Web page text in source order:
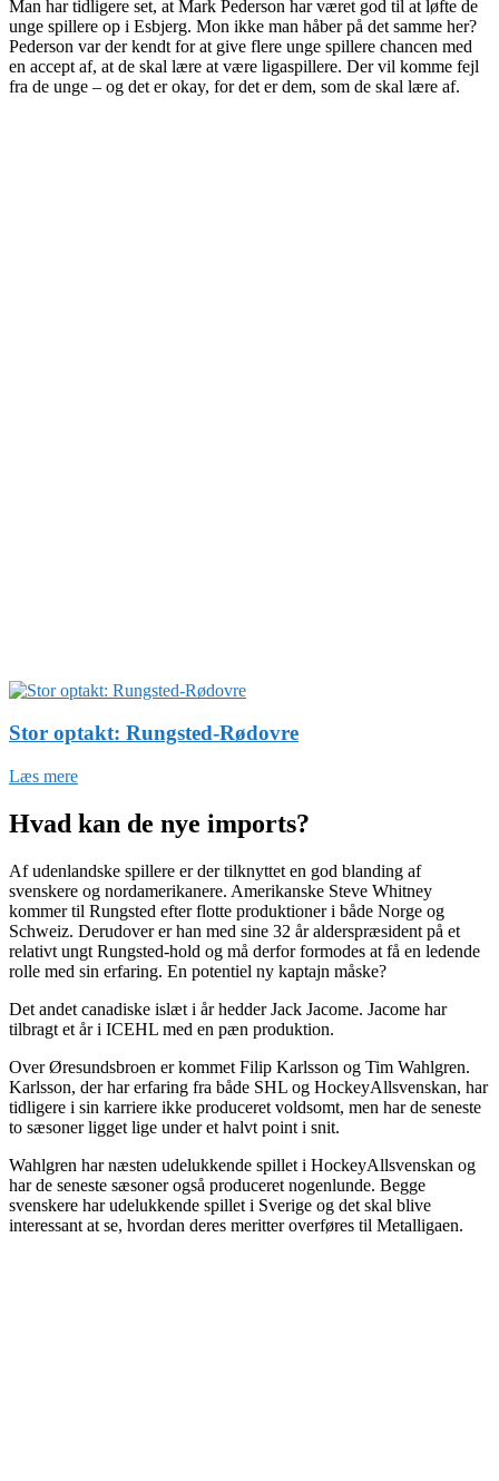
Man har tidligere set, at Mark Pederson har været god til at løfte de
unge spillere op i Esbjerg. Mon ikke man håber på det samme her?
Pederson var der kendt for at give flere unge spillere chancen med
en accept af, at de skal lære at være ligaspillere. Der vil komme fejl
fra de unge – og det er okay, for det er dem, som de skal lære af.
Stor optakt: Rungsted-Rødovre
Læs mere
Hvad kan de nye imports?
Af udenlandske spillere er der tilknyttet en god blanding af
svenskere og nordamerikanere. Amerikanske Steve Whitney
kommer til Rungsted efter flotte produktioner i både Norge og
Schweiz. Derudover er han med sine 32 år alderspræsident på et
relativt ungt Rungsted-hold og må derfor formodes at få en ledende
rolle med sin erfaring. En potentiel ny kaptajn måske?
Det andet canadiske islæt i år hedder Jack Jacome. Jacome har
tilbragt et år i ICEHL med en pæn produktion.
Over Øresundsbroen er kommet Filip Karlsson og Tim Wahlgren.
Karlsson, der har erfaring fra både SHL og HockeyAllsvenskan, har
tidligere i sin karriere ikke produceret voldsomt, men har de seneste
to sæsoner ligget lige under et halvt point i snit.
Wahlgren har næsten udelukkende spillet i HockeyAllsvenskan og
har de seneste sæsoner også produceret nogenlunde. Begge
svenskere har udelukkende spillet i Sverige og det skal blive
interessant at se, hvordan deres meritter overføres til Metalligaen.